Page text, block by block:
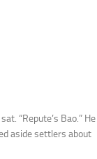
“Repute’s Bao.” He
aside settlers about